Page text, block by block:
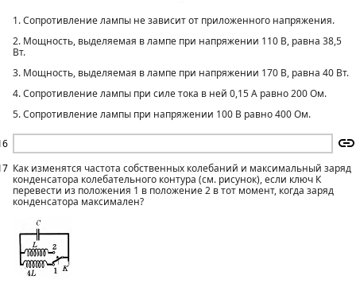
1. Сопротивление лампы не зависит от приложенного напряжения.
2. Мощность, выделяемая в лампе при напряжении 110 В, равна 38,5
Вт.
3. Мощность, выделяемая в лампе при напряжении 170 В, равна 40 Вт.
4. Сопротивление лампы при силе тока в ней 0,15 А равно 200 Ом.
5. Сопротивление лампы при напряжении 100 В равно 400 Ом.
Как изменятся частота собственных колебаний и максимальный заряд
конденсатора колебательного контура (см. рисунок), если ключ К
перевести из положения 1 в положение 2 в тот момент, когда заряд
конденсатора максимален?